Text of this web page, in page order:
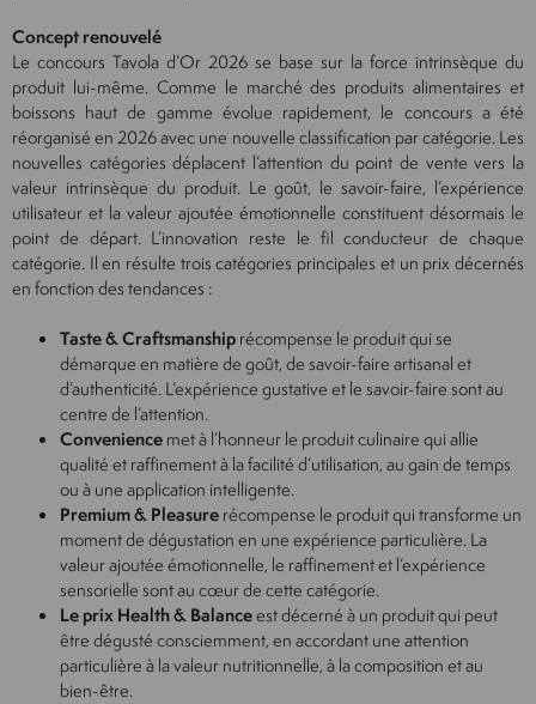
Concept renouvelé
Le concours Tavola d’Or 2026 se base sur la force intrinsèque du
produit lui-même. Comme le marché des produits alimentaires et
boissons haut de gamme évolue rapidement, le concours a été
réorganisé en 2026 avec une nouvelle classification par catégorie. Les
nouvelles catégories déplacent l’attention du point de vente vers la
valeur intrinsèque du produit. Le goût, le savoir-faire, l’expérience
utilisateur et la valeur ajoutée émotionnelle constituent désormais le
point de départ. L’innovation reste le fil conducteur de chaque
catégorie. Il en résulte trois catégories principales et un prix décernés
en fonction des tendances :
Taste & Craftsmanshiprécompense le produit qui se
démarque en matière de goût, de savoir-faire artisanal et
d’authenticité. L’expérience gustative et le savoir-faire sont au
centre de l’attention.
Conveniencemet à l’honneur le produit culinaire qui allie
qualité et raffinement à la facilité d’utilisation, au gain de temps
ou à une application intelligente.
Premium & Pleasurerécompense le produit qui transforme un
moment de dégustation en une expérience particulière. La
valeur ajoutée émotionnelle, le raffinement et l’expérience
sensorielle sont au cœur de cette catégorie.
Le prix Health & Balanceest décerné à un produit qui peut
être dégusté consciemment, en accordant une attention
particulière à la valeur nutritionnelle, à la composition et au
bien-être.